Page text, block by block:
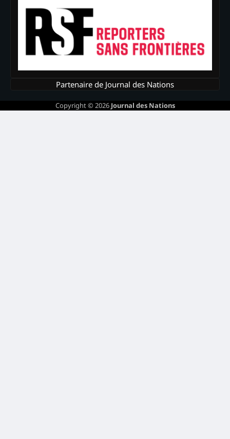
Partenaire de Journal des Nations
Copyright © 2026 Journal des Nations